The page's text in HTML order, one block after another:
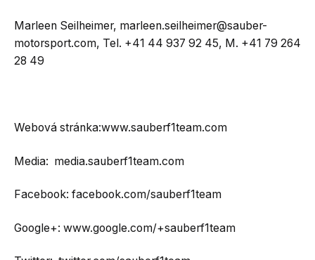
Marleen Seilheimer, marleen.seilheimer@sauber-
motorsport.com, Tel. +41 44 937 92 45, M. +41 79 264
28 49
Webová stránka:www.sauberf1team.com
Media: media.sauberf1team.com
Facebook: facebook.com/sauberf1team
Google+: www.google.com/+sauberf1team